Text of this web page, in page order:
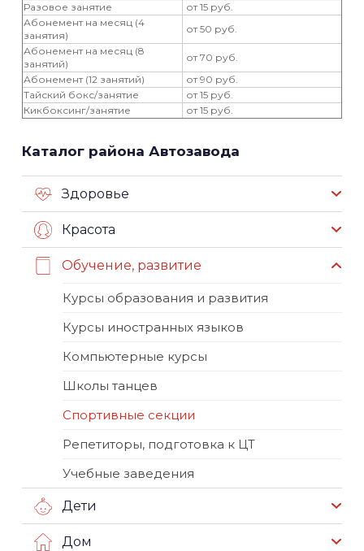
Разовое занятие
от 15 руб.
Абонемент на месяц (4
занятия)
от 50 руб.
Абонемент на месяц (8
занятий)
от 70 руб.
Абонемент (12 занятий)
от 90 руб.
Тайский бокс/занятие
от 15 руб.
Кикбоксинг/занятие
от 15 руб.
Каталог района Автозавода
Здоровье
Красота
Обучение, развитие
Курсы образования и развития
Курсы иностранных языков
Компьютерные курсы
Школы танцев
Спортивные секции
Репетиторы, подготовка к ЦТ
Учебные заведения
Дети
Дом